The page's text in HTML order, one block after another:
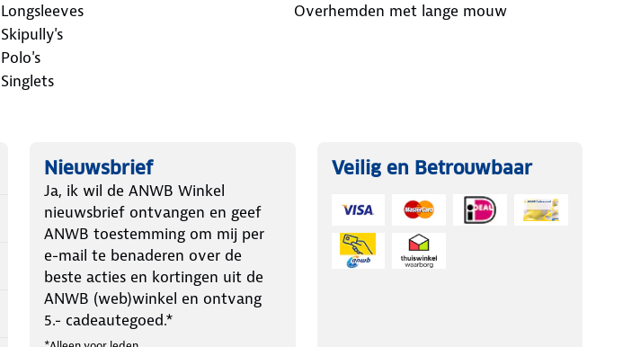
Longsleeves
Skipully's
Polo's
Singlets
Overhemden met lange mouw
Nieuwsbrief
Ja, ik wil de ANWB Winkel
nieuwsbrief ontvangen en geef
ANWB toestemming om mij per
e-mail te benaderen over de
beste acties en kortingen uit de
ANWB (web)winkel en ontvang
5.- cadeautegoed.*
Veilig en Betrouwbaar